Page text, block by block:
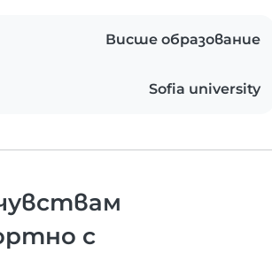
Висше образование
Sofia university
с